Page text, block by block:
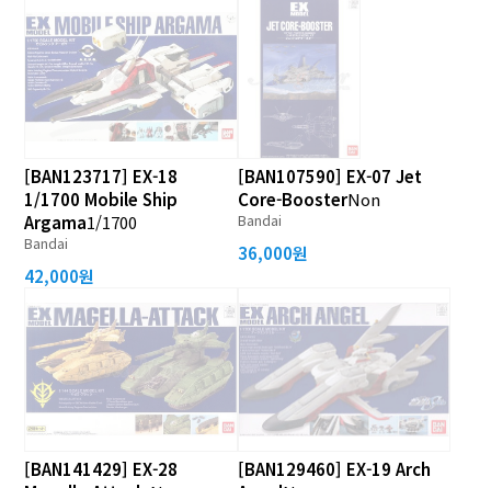
[BAN123717] EX-18
1/1700 Mobile Ship
Argama1/1700
Bandai
42,000원
[BAN107590] EX-07 Jet
Core-BoosterNon
Bandai
36,000원
[BAN141429] EX-28
[BAN129460] EX-19 Arch